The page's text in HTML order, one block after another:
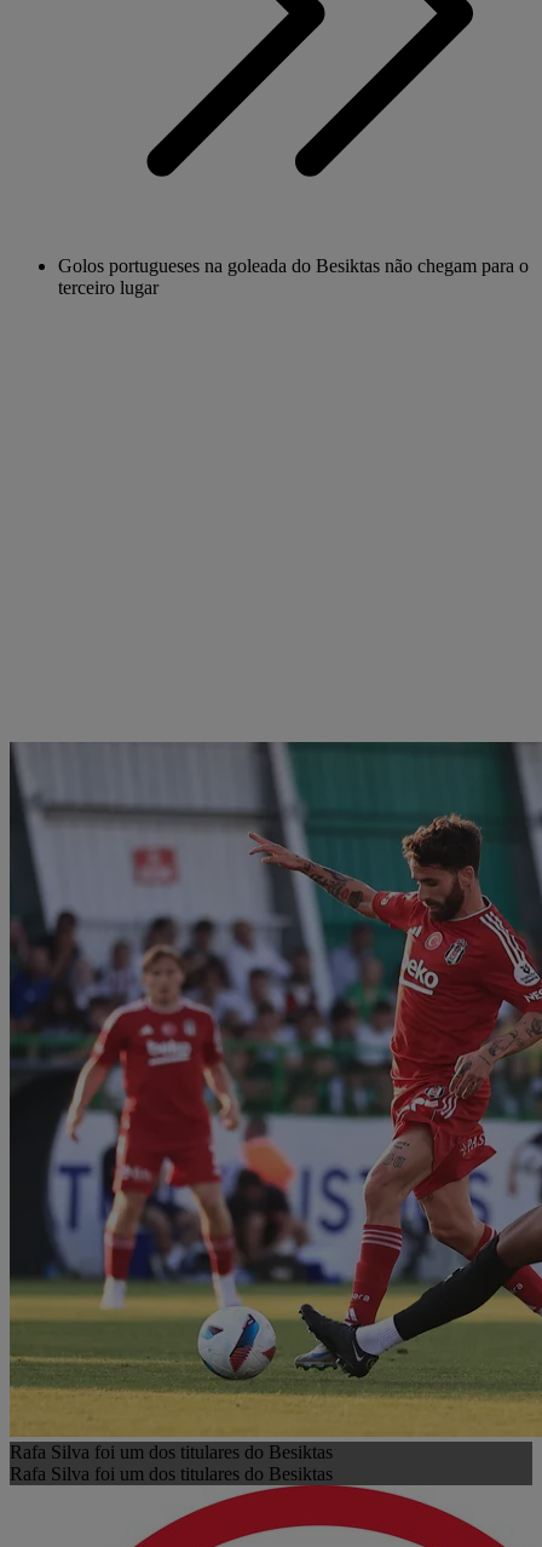
Golos portugueses na goleada do Besiktas não chegam para o
terceiro lugar
Rafa Silva foi um dos titulares do Besiktas
Rafa Silva foi um dos titulares do Besiktas